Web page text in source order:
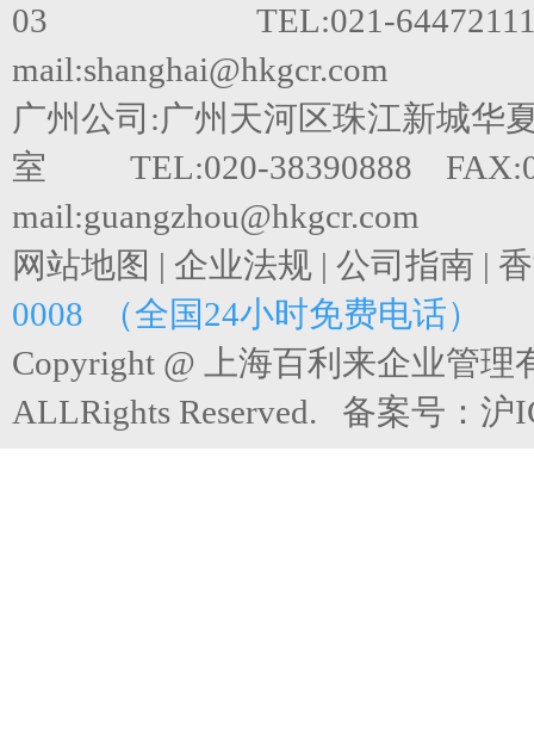
03 TEL:021-64472111
mail:shanghai@hkgcr.com
广州公司:广州天河区珠江新城华
室 TEL:020-38390888
mail:guangzhou@hkgcr.com
网站地图 | 企业法规 | 公司指南 |
0008 （全国24小时免费电话）
Copyright @ 上海百利来企业管理
ALLRights Reserved. 备案号： 沪